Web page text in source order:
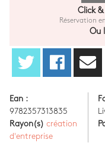
Click
Réservation
Ou
Ean :
9782357313835
Rayon(s) création
d'entreprise